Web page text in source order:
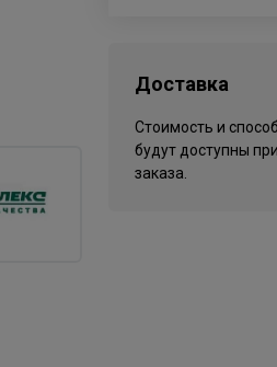
Доставка
Стоимость и
будут доступны
заказа.